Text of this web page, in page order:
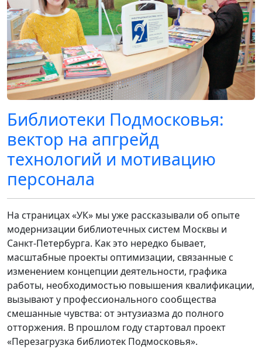
Библиотеки Подмосковья:
вектор на апгрейд
технологий и мотивацию
персонала
На страницах «УК» мы уже рассказывали об опыте
модернизации библиотечных систем Москвы и
Санкт-Петербурга. Как это нередко бывает,
масштабные проекты оптимизации, связанные с
изменением концепции деятельности, графика
работы, необходимостью повышения квалификации,
вызывают у профессионального сообщества
смешанные чувства: от энтузиазма до полного
отторжения. В прошлом году стартовал проект
«Перезагрузка библиотек Подмосковья».